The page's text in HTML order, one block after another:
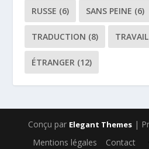
RUSSE (6) SANS PEINE (6)
TRADUCTION (8) TRAVAIL
ÉTRANGER (12)
Conçu par Elegant Themes|
Mentions légales Contact